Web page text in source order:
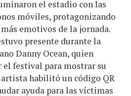
el estadio con las
móviles, protagonizando
emotivos de la jornada.
presente durante la
Danny Ocean, quien
el festival para mostrar su
habilitó un código QR
ayuda para las víctimas